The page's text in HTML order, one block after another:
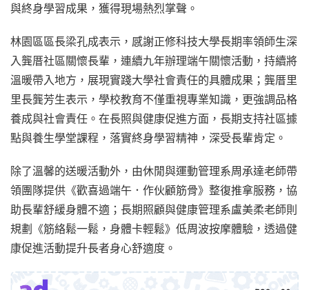
與終身學習成果，獲得現場熱烈掌聲。
林園區區長梁孔成表示，感謝正修科技大學長期率領師生深
入龔厝社區關懷長輩，連續九年辦理端午關懷活動，持續將
溫暖帶入地方，展現實踐大學社會責任的具體成果；龔厝里
里長龔芳生表示，學校教育不僅重視專業知識，更強調品格
養成與社會責任。在長照與健康促進方面，長期支持社區據
點與養生學堂課程，落實終身學習精神，深受長輩肯定。
除了溫馨的送暖活動外，由休閒與運動管理系周承達老師帶
領團隊提供《歡喜過端午．作伙顧筋骨》整復推拿服務，協
助長輩舒緩身體不適；長期照顧與健康管理系盧美柔老師則
規劃《筋絡鬆一鬆，身體卡輕鬆》低周波按摩體驗，透過健
康促進活動提升長者身心舒適度。